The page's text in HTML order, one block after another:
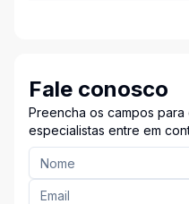
Fale conosco
Preencha os campos para
especialistas entre em